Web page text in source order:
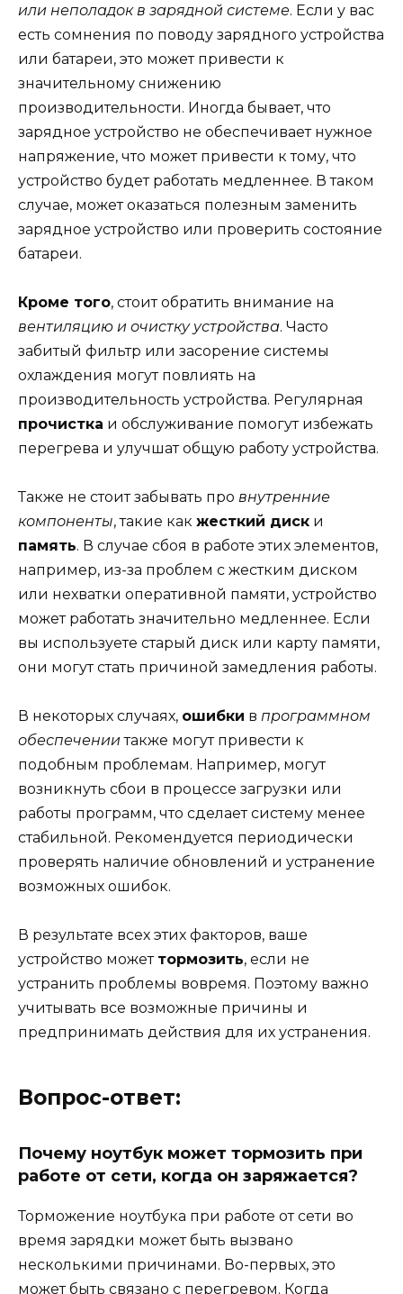
или неполадок в зарядной системе. Если у вас
есть сомнения по поводу зарядного устройства
или батареи, это может привести к
значительному снижению
производительности. Иногда бывает, что
зарядное устройство не обеспечивает нужное
напряжение, что может привести к тому, что
устройство будет работать медленнее. В таком
случае, может оказаться полезным заменить
зарядное устройство или проверить состояние
батареи.
Кроме того, стоит обратить внимание на
вентиляцию и очистку устройства. Часто
забитый фильтр или засорение системы
охлаждения могут повлиять на
производительность устройства. Регулярная
прочистка и обслуживание помогут избежать
перегрева и улучшат общую работу устройства.
Также не стоит забывать про внутренние
компоненты, такие как жесткий диск и
память. В случае сбоя в работе этих элементов,
например, из-за проблем с жестким диском
или нехватки оперативной памяти, устройство
может работать значительно медленнее. Если
вы используете старый диск или карту памяти,
они могут стать причиной замедления работы.
В некоторых случаях, ошибки в программном
обеспечениитакже могут привести к
подобным проблемам. Например, могут
возникнуть сбои в процессе загрузки или
работы программ, что сделает систему менее
стабильной. Рекомендуется периодически
проверять наличие обновлений и устранение
возможных ошибок.
В результате всех этих факторов, ваше
устройство может тормозить, если не
устранить проблемы вовремя. Поэтому важно
учитывать все возможные причины и
предпринимать действия для их устранения.
Вопрос-ответ:
Почему ноутбук может тормозить при
работе от сети, когда он заряжается?
Торможение ноутбука при работе от сети во
время зарядки может быть вызвано
несколькими причинами. Во-первых, это
может быть связано с перегревом. Когда